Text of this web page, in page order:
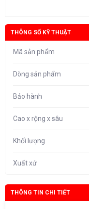
THÔNG TIN CHI TIẾT
THÔNG SỐ KỸ THUẬT
Mã sản phẩm
Dòng sản phẩm
Bảo hành
Cao x rộng x sâu
Khối lượng
Xuất xứ